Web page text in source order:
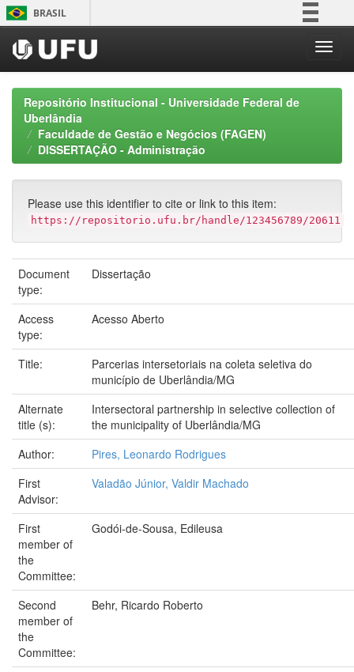
Skip
navigation
BRASIL
Participe
Acesso à informação
Legislação
Repositório Institucional - Universidade Federal de
Uberlândia
Faculdade de Gestão e Negócios (FAGEN)
DISSERTAÇÃO - Administração
Please use this identifier to cite or link to this item:
https://repositorio.ufu.br/handle/123456789/20611
Document
type:
Dissertação
Access
type:
Acesso Aberto
Title:
Parcerias intersetoriais na coleta seletiva do
município de Uberlândia/MG
Alternate
title (s):
Intersectoral partnership in selective collection of
the municipality of Uberlândia/MG
Author:
Pires, Leonardo Rodrigues
First
Advisor:
Valadão Júnior, Valdir Machado
First
member of
the
Committee:
Godói-de-Sousa, Edileusa
Second
member of
the
Committee:
Behr, Ricardo Roberto